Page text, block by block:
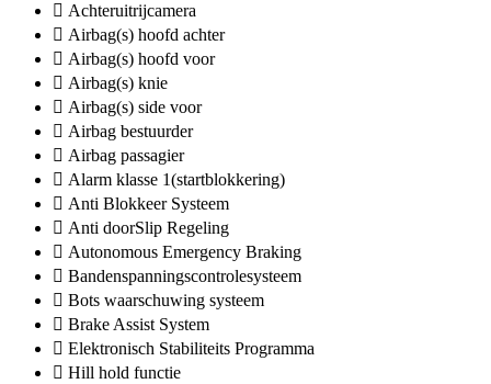
Achteruitrijcamera
Airbag(s) hoofd achter
Airbag(s) hoofd voor
Airbag(s) knie
Airbag(s) side voor
Airbag bestuurder
Airbag passagier
Alarm klasse 1(startblokkering)
Anti Blokkeer Systeem
Anti doorSlip Regeling
Autonomous Emergency Braking
Bandenspanningscontrolesysteem
Bots waarschuwing systeem
Brake Assist System
Elektronisch Stabiliteits Programma
Hill hold functie